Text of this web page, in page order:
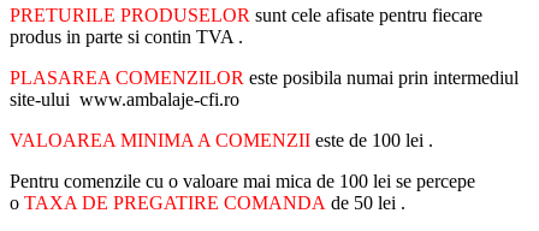
PRETURILE PRODUSELOR sunt cele afisate pentru fiecare
produs in parte si contin TVA .
PLASAREA COMENZILOR este posibila numai prin intermediul
site-ului www.ambalaje-cfi.ro
VALOAREA MINIMA A COMENZII este de 100 lei .
Pentru comenzile cu o valoare mai mica de 100 lei se percepe
o TAXA DE PREGATIRE COMANDA de 50 lei .